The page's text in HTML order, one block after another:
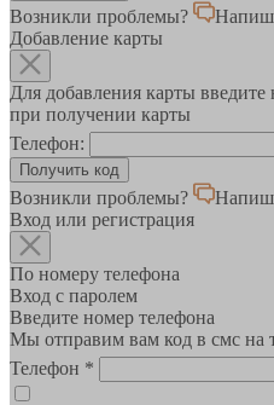
Возникли проблемы?
Добавление карты
Для добавления карты
при получении карты
Телефон:
Возникли проблемы?
Вход или регистрация
По номеру телефона
Вход с паролем
Введите номер телефона
Мы отправим вам код в смс на
Телефон *